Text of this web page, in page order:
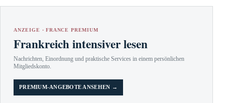
ANZEIGE · FRANCE PREMIUM
Frankreich intensiver lesen
Nachrichten, Einordnung und praktische Services in einem persönlichen
Mitgliedskonto.
PREMIUM-ANGEBOTE ANSEHEN →